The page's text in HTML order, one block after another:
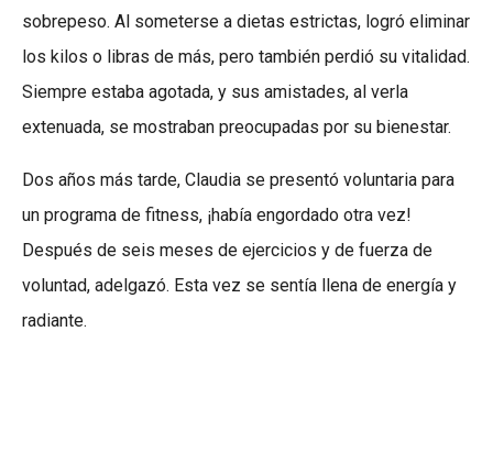
sobrepeso. Al someterse a dietas estrictas, logró eliminar
los kilos o libras de más, pero también perdió su vitalidad.
Siempre estaba agotada, y sus amistades, al verla
extenuada, se mostraban preocupadas por su bienestar.
Dos años más tarde, Claudia se presentó voluntaria para
un programa de fitness, ¡había engordado otra vez!
Después de seis meses de ejercicios y de fuerza de
voluntad, adelgazó. Esta vez se sentía llena de energía y
radiante.